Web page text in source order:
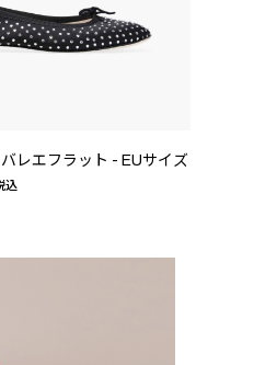
レエフラット - EUサイズ
込